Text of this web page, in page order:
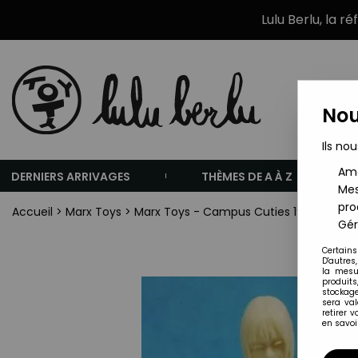
Lulu Berlu, la
DERNIERS ARRIVAGES THÈMES DE A À Z
Accueil > Marx Toys > Marx Toys - Campus Cuties 1964 - On
Ils
la
sera
retirer
en